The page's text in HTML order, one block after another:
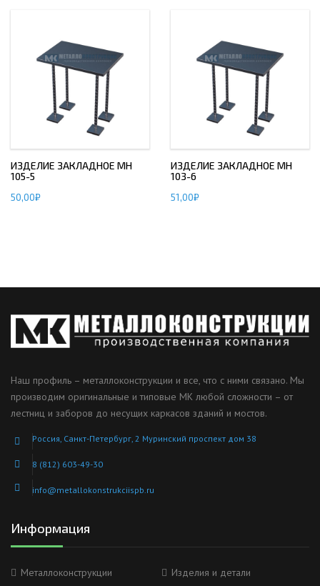
ИЗДЕЛИЕ ЗАКЛАДНОЕ МН
105-5
50,00₽
ИЗДЕЛИЕ ЗАКЛАДНОЕ МН
103-6
51,00₽
Наш профиль – металлоконструкции и все, что с ними связано. Мы
производим оригинальные и типовые МК любой сложности – от
лестниц и заборов до несущих каркасов зданий и мостов.
Россия, Санкт-Петербург, 2 Муринский проспект дом 38
8 (812) 603-49-30
info@metallokonstrukciispb.ru
Информация
Металлоконструкции Изделия и детали